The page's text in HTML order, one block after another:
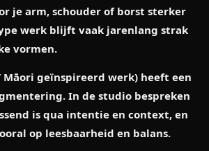
je arm, schouder of borst sterker
werk blijft vaak jarenlang strak
vormen.
Māori geïnspireerd werk) heeft een
In de studio bespreken
is qua intentie en context, en
op leesbaarheid en balans.